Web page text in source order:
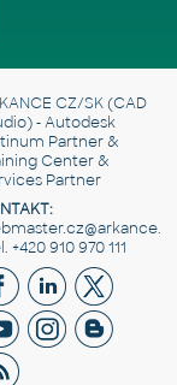
CZ/SK(CAD
- Autodesk
Partner &
Center &
Partner
+420 910 970 111